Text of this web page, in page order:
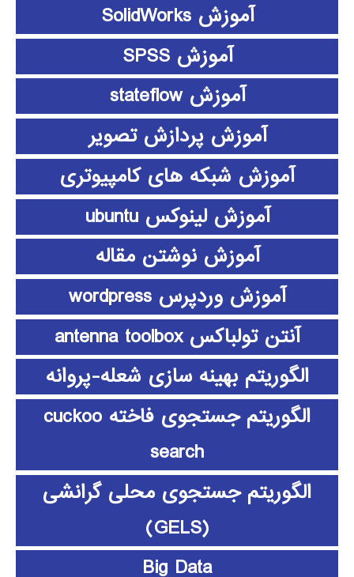
آموزش SolidWorks
آموزش SPSS
آموزش stateflow
آموزش پردازش تصویر
آموزش شبکه های کامپیوتری
آموزش لینوکس ubuntu
آموزش نوشتن مقاله
آموزش وردپرس wordpress
آنتن تولباکس antenna toolbox
الگوریتم بهینه سازی شعله-پروانه
الگوریتم جستجوی فاخته cuckoo
search
الگوریتم جستجوی محلی گرانشی
(GELS)
Big Data